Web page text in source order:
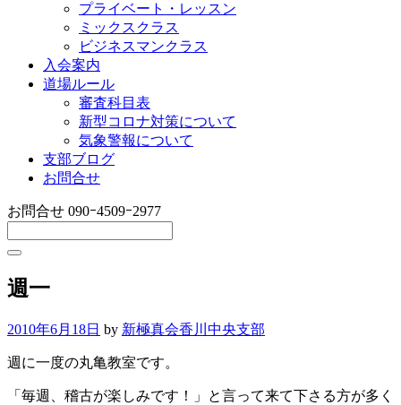
プライベート・レッスン
ミックスクラス
ビジネスマンクラス
入会案内
道場ルール
審査科目表
新型コロナ対策について
気象警報について
支部ブログ
お問合せ
お問合せ 090ｰ4509ｰ2977
週一
2010年6月18日 by 新極真会香川中央支部
週に一度の丸亀教室です。
「毎週、稽古が楽しみです！」と言って来て下さる方が多く